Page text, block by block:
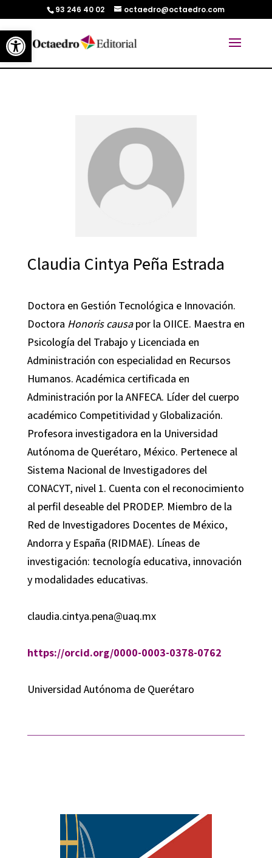
Abrir barra de herramientas
93 246 40 02 octaedro@octaedro.com
Claudia Cintya Peña Estrada
Doctora en Gestión Tecnológica e Innovación.
Doctora Honoris causapor la OIICE. Maestra en
Psicología del Trabajo y Licenciada en
Administración con especialidad en Recursos
Humanos. Académica certificada en
Administración por la ANFECA. Líder del cuerpo
académico Competitividad y Globalización.
Profesora investigadora en la Universidad
Autónoma de Querétaro, México. Pertenece al
Sistema Nacional de Investigadores del
CONACYT, nivel 1. Cuenta con el reconocimiento
al perfil deseable del PRODEP. Miembro de la
Red de Investigadores Docentes de México,
Andorra y España (RIDMAE). Líneas de
investigación: tecnología educativa, innovación
y modalidades educativas.
claudia.cintya.pena@uaq.mx
https://orcid.org/0000-0003-0378-0762
Universidad Autónoma de Querétaro